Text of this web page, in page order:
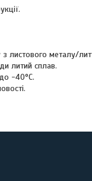
з листового металу/
литий сплав.
-40°C.